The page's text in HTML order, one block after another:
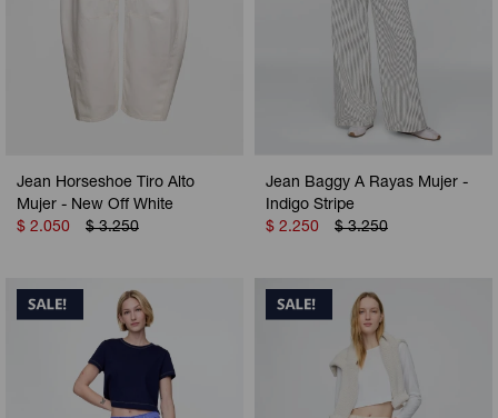
Jean Horseshoe Tiro Alto
Mujer - New Off White
$ 2.050 $ 3.250
Jean Baggy A Rayas Mujer -
Indigo Stripe
$ 2.250 $ 3.250